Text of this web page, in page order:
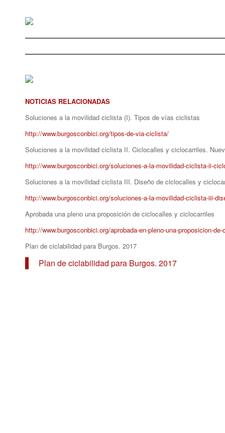
NOTICIAS RELACIONADAS
Soluciones a la movilidad ciclista (I). Tipos de vías ciclistas
http://www.burgosconbici.org/tipos-de-via-ciclista/
Soluciones a la movilidad ciclista II. Ciclocalles y ciclocarriles.
http://www.burgosconbici.org/soluciones-a-la-movilidad-ciclista-ii-
Soluciones a la movilidad ciclista III. Diseño de ciclocalles y
http://www.burgosconbici.org/soluciones-a-la-movilidad-ciclista-iii-
Aprobada una pleno una proposición de ciclocalles y ciclocarriles
http://www.burgosconbici.org/aprobada-en-pleno-una-proposicion-
Plan de ciclabilidad para Burgos. 2017
Plan de ciclabilidad para Burgos. 2017